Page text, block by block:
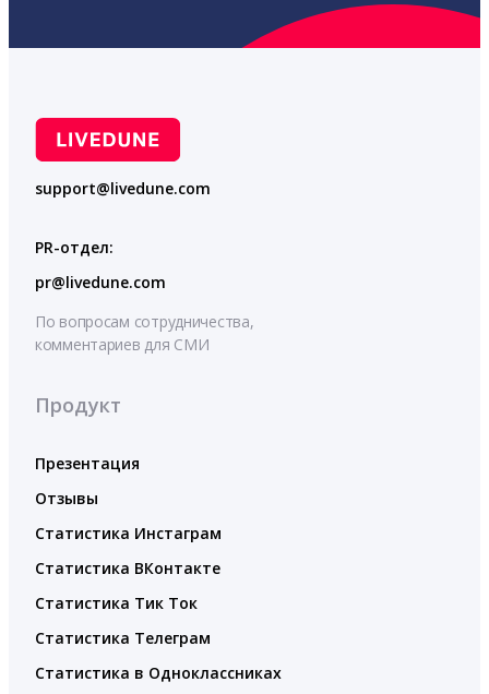
support@livedune.com
PR-отдел:
pr@livedune.com
По вопросам сотрудничества,
комментариев для СМИ
Продукт
Презентация
Отзывы
Статистика Инстаграм
Статистика ВКонтакте
Статистика Тик Ток
Статистика Телеграм
Статистика в Одноклассниках